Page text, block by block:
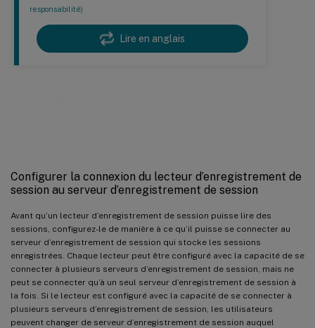
responsabilité)
Lire en anglais
Configurer la connexion du lecteur d’enregistrement de
session au serveur d’enregistrement de session
Avant qu’un lecteur d’enregistrement de session puisse lire des
sessions, configurez-le de manière à ce qu’il puisse se connecter au
serveur d’enregistrement de session qui stocke les sessions
enregistrées. Chaque lecteur peut être configuré avec la capacité de se
connecter à plusieurs serveurs d’enregistrement de session, mais ne
peut se connecter qu’à un seul serveur d’enregistrement de session à
la fois. Si le lecteur est configuré avec la capacité de se connecter à
plusieurs serveurs d’enregistrement de session, les utilisateurs
peuvent changer de serveur d’enregistrement de session auquel